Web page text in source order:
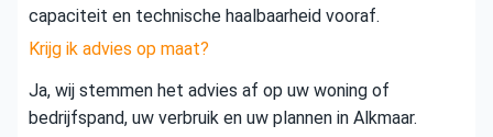
capaciteit en technische haalbaarheid vooraf.
Krijg ik advies op maat?
Ja, wij stemmen het advies af op uw woning of
bedrijfspand, uw verbruik en uw plannen in Alkmaar.